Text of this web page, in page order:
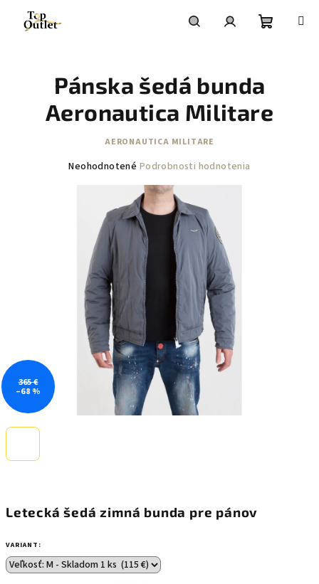
obsah
Letecká šedá zimná bunda pre pánov
VARIANT:
Pánska šedá bunda
Aeronautica Militare
AERONAUTICA MILITARE
Priemerné
hviezdičiek.
Neohodnotené Podrobnosti hodnotenia
365 €
–68 %